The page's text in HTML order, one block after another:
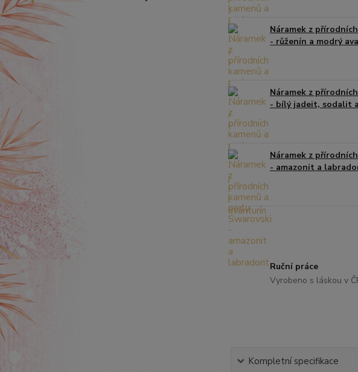
Náramek z
- růženín a modrý
Náramek z
- bílý jadeit, sodalit
Náramek z
- amazonit a
Ruční práce
Vyrobeno s láskou v
Kompletní specifikace